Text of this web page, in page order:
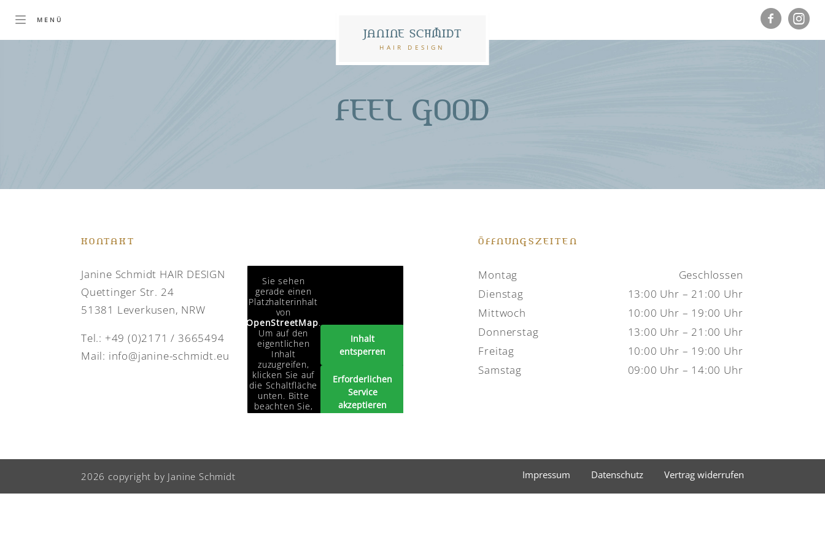
JANINE SCHMIDT
HAIR DESIGN
FEEL GOOD
KONTAKT
Janine Schmidt HAIR DESIGN
Quettinger Str. 24
51381 Leverkusen, NRW
Tel.: +49 (0)2171 / 3665494
Mail: info@janine-schmidt.eu
Sie sehen
gerade einen
Platzhalterinhalt
von
OpenStreetMap.
Um auf den
eigentlichen
Inhalt
zuzugreifen,
klicken Sie auf
die Schaltfläche
unten. Bitte
beachten Sie,
dass dabei
werden.
Inhalt
entsperren
Erforderlichen
Service
akzeptieren
ÖFFNUNGSZEITEN
Montag
Geschlossen
Dienstag
13:00 Uhr – 21:00 Uhr
Mittwoch
10:00 Uhr – 19:00 Uhr
Donnerstag
13:00 Uhr – 21:00 Uhr
Freitag
10:00 Uhr – 19:00 Uhr
Samstag
09:00 Uhr – 14:00 Uhr
2026 copyright by Janine Schmidt Impressum Datenschutz Vertrag widerrufen